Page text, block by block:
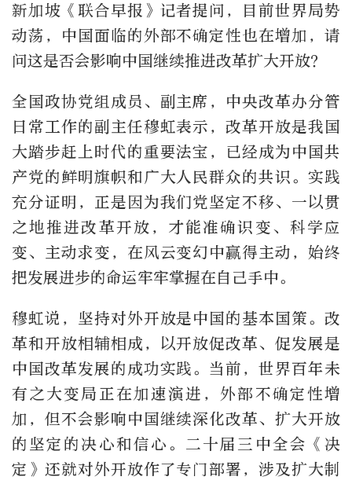
新加坡《联合早报》记者提问，目前世界局势
动荡，中国面临的外部不确定性也在增加，请
问这是否会影响中国继续推进改革扩大开放？
全国政协党组成员、副主席，中央改革办分管
日常工作的副主任穆虹表示，改革开放是我国
大踏步赶上时代的重要法宝，已经成为中国共
产党的鲜明旗帜和广大人民群众的共识。实践
充分证明，正是因为我们党坚定不移、一以贯
之地推进改革开放，才能准确识变、科学应
变、主动求变，在风云变幻中赢得主动，始终
把发展进步的命运牢牢掌握在自己手中。
穆虹说，坚持对外开放是中国的基本国策。改
革和开放相辅相成，以开放促改革、促发展是
中国改革发展的成功实践。当前，世界百年未
有之大变局正在加速演进，外部不确定性增
加，但不会影响中国继续深化改革、扩大开放
的坚定的决心和信心。二十届三中全会《决
定》还就对外开放作了专门部署，涉及扩大制